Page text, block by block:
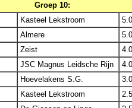
Groep 10:
Kasteel Lekstroom
Almere
Zeist
JSC Magnus Leidsche Rijn
Hoevelakens S.G.
Kasteel Lekstroom